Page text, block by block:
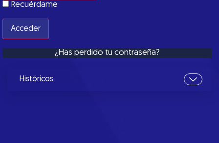
Recuérdame
¿Has perdido tu contraseña?
Históricos